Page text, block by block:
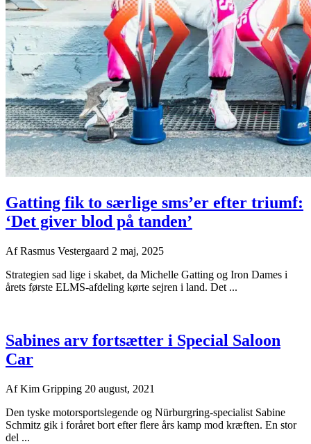
Gatting fik to særlige sms’er efter triumf:
‘Det giver blod på tanden’
AfRasmus Vestergaard 2 maj, 2025
Strategien sad lige i skabet, da Michelle Gatting og Iron Dames i
årets første ELMS-afdeling kørte sejren i land. Det ...
Sabines arv fortsætter i Special Saloon
Car
AfKim Gripping 20 august, 2021
Den tyske motorsportslegende og Nürburgring-specialist Sabine
Schmitz gik i foråret bort efter flere års kamp mod kræften. En stor
del ...